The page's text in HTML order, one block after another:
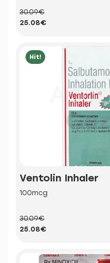
30.09€
25.08€
Hit!
Ventolin Inhaler
100mcg
30.09€
25.08€